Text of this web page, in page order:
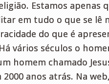
Estamos apenas
em tudo o que se lê
do que é
vários séculos o
homem chamado
2000 anos atrás. Na